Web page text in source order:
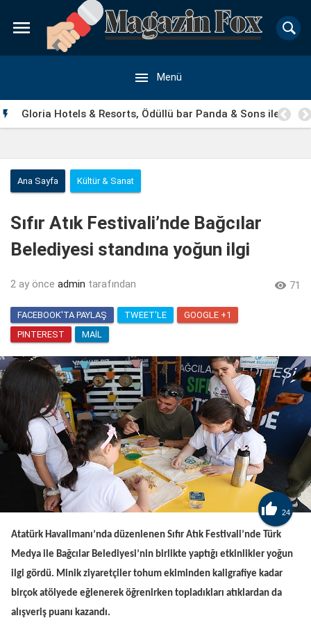

 Menü
 Gloria Hotels & Resorts, Ödüllü bar Panda & Sons ile
Ana Sayfa Kültür & Sanat
Sıfır Atık Festivali’nde Bağcılar
Belediyesi standına yoğun ilgi
2 ay önce admin tarafından  71
FACEBOOK'TA PAYLAŞ TWEET'LE
GOOGLE +1
PINTEREST
MAIL
 24
Atatürk Havalimanı’nda düzenlenen Sıfır Atık Festivali’nde Türk
Medya ile Bağcılar Belediyesi’nin birlikte yaptığı etkinlikler yoğun
ilgi gördü. Minik ziyaretçiler tohum ekiminden kaligrafiye kadar
birçok atölyede eğlenerek öğrenirken topladıkları atıklardan da
alışveriş puanı kazandı.